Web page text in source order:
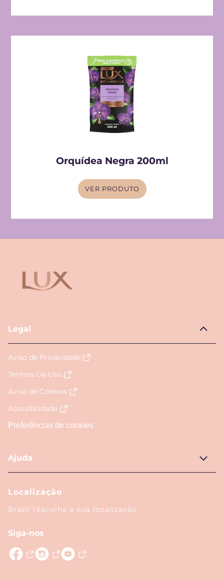
Orquídea Negra 200ml
VER PRODUTO
Legal
Aviso de Privacidade
Termos De Uso
Aviso de Cookies
Acessibilidade
Preferências de cookies
Ajuda
Localização
Brazil Escolha a sua localização
Siga-nos